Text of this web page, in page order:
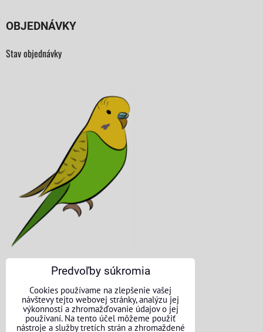
OBJEDNÁVKY
Stav objednávky
O nás
Predvoľby súkromia
Cookies používame na zlepšenie vašej
návštevy tejto webovej stránky, analýzu jej
výkonnosti a zhromažďovanie údajov o jej
používaní. Na tento účel môžeme použiť
nástroje a služby tretích strán a zhromaždené